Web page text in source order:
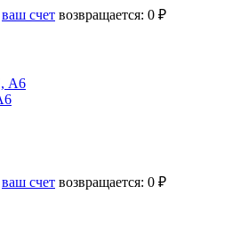
ваш счет возвращается: 0 ₽
ваш счет возвращается: 0 ₽